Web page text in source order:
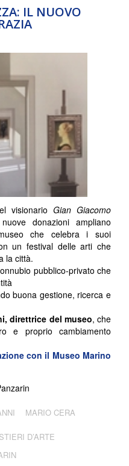
IL NUOVO
visionarioGian Giacomo
donazioni ampliano
che celebra i suoi
un festival delle arti che
la città.
pubblico-privato che
buona gestione, ricerca e
direttrice del museo, che
e proprio cambiamento
con il Museo Marino
MARIO CERA
D’ARTE